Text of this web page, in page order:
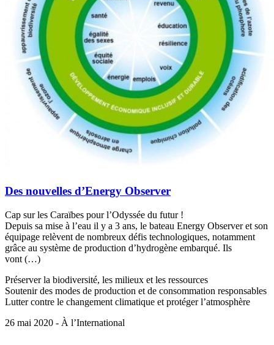
Des nouvelles d’Energy Observer
Cap sur les Caraïbes pour l’Odyssée du futur !
Depuis sa mise à l’eau il y a 3 ans, le bateau Energy Observer et son
équipage relèvent de nombreux défis technologiques, notamment
grâce au système de production d’hydrogène embarqué. Ils
vont (…)
Préserver la biodiversité, les milieux et les ressources
Soutenir des modes de production et de consommation responsables
Lutter contre le changement climatique et protéger l’atmosphère
26 mai 2020 - À l’International